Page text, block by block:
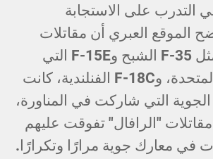
التدرب على الاستجابة
الموقع العبري أن مقاتلات
شديدة التطور مثل F-35 الشبح وF-15E التي
جلبتها الولايات المتحدة، وF-18C الفنلندية، كانت
التي شاركت في المناورة،
"الرافال" تفوقت عليهم
في معارك جوية مرارًا وتكرارًا.